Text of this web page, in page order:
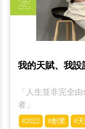
我的天賦、我設
「人生並非完全
者」
#2022 #創業 #